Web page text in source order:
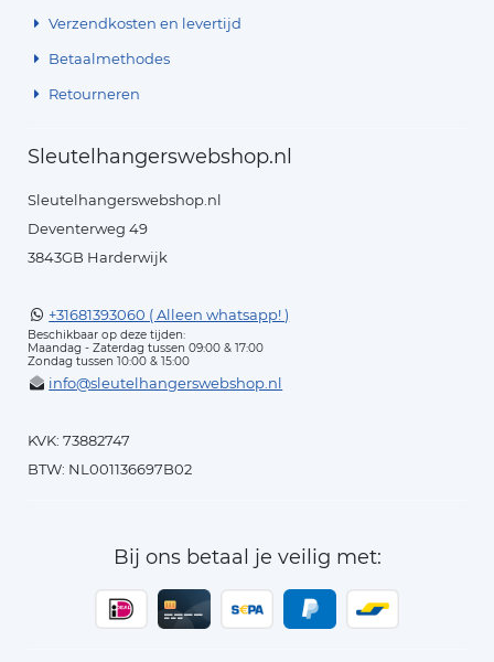
Verzendkosten en levertijd
Betaalmethodes
Retourneren
Sleutelhangerswebshop.nl
Sleutelhangerswebshop.nl
Deventerweg 49
3843GB Harderwijk
+31681393060 ( Alleen whatsapp! )
Beschikbaar op deze tijden:
Maandag - Zaterdag tussen 09:00 & 17:00
Zondag tussen 10:00 & 15:00
info@sleutelhangerswebshop.nl
KVK: 73882747
BTW: NL001136697B02
Bij ons betaal je veilig met: